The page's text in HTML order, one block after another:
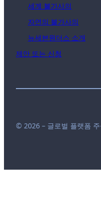
세계 불가사의
자연의 불가사의
뉴세븐원더스 소개
제안 또는 신청
© 2026 – 글로벌 플랫폼